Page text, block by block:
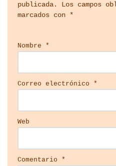
publicada.
Los campos
marcados con *
Nombre *
Correo electrónico *
Web
Comentario *